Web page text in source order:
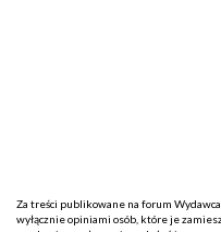
Za treści publikowane na forum
wyłącznie opiniami osób, które je